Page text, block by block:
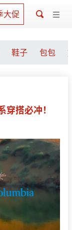
大促
鞋子 包包
搭必冲！